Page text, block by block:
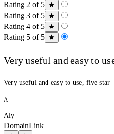
Rating 2 of 5
Rating 3 of 5
Rating 4 of 5
Rating 5 of 5
Very useful and easy to
Very useful and easy to use, five star
A
Aly
DomainLink